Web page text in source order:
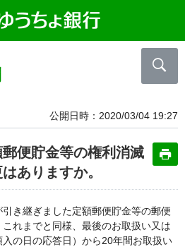
公開日時 2020/03/04 19:27
便貯金等の権利消滅
ありますか。
き継ぎました定額郵便貯金等の郵便
れまでと同様、最後のお取扱い又は
の日の応答日）から20年間お取扱い